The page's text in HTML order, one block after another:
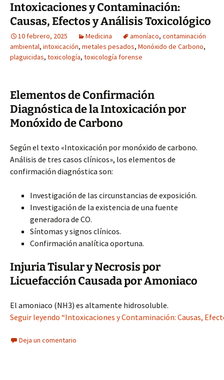
Intoxicaciones y Contaminación:
Causas, Efectos y Análisis Toxicológico
10 febrero, 2025 Medicina amoníaco, contaminación
ambiental, intoxicación, metales pesados, Monóxido de Carbono,
plaguicidas, toxicología, toxicología forense
Elementos de Confirmación
Diagnóstica de la Intoxicación por
Monóxido de Carbono
Según el texto «Intoxicación por monóxido de carbono.
Análisis de tres casos clínicos», los elementos de
confirmación diagnóstica son:
Investigación de las circunstancias de exposición.
Investigación de la existencia de una fuente
generadora de CO.
Síntomas y signos clínicos.
Confirmación analítica oportuna.
Injuria Tisular y Necrosis por
Licuefacción Causada por Amoniaco
El amoniaco (NH3) es altamente hidrosoluble.
Seguir leyendo “Intoxicaciones y Contaminación: Causas,
Deja un comentario